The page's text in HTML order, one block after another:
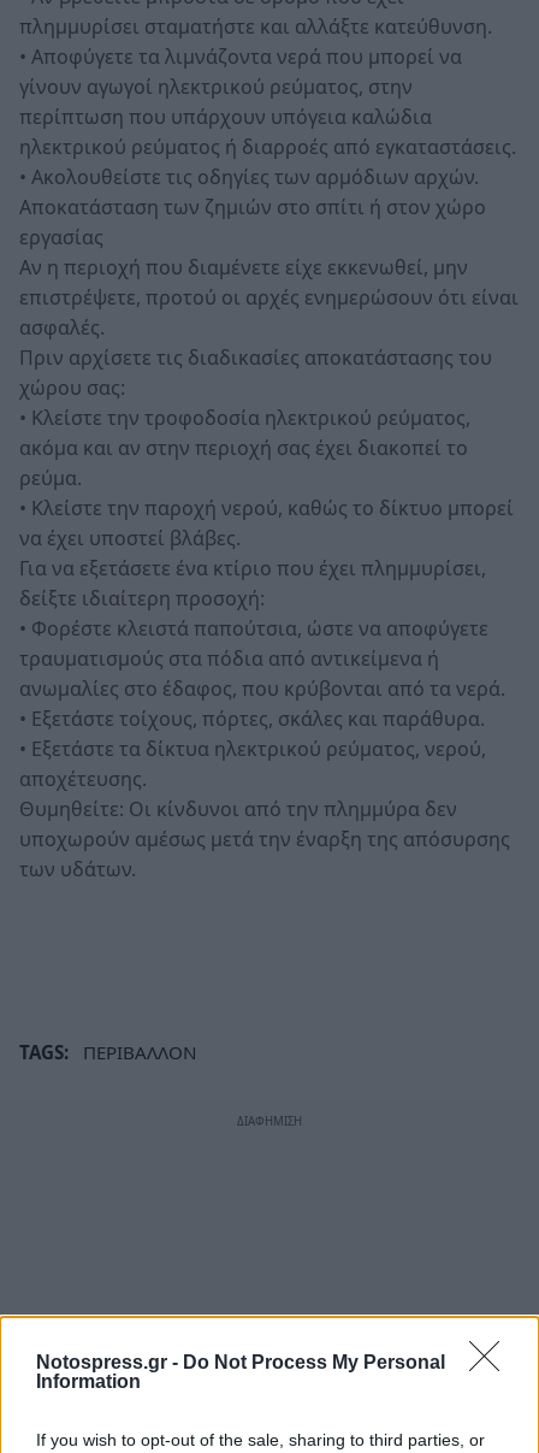
Notospress.gr - Do Not Process My Personal
Information
If you wish to opt-out of the sale, sharing to third parties, or
πλημμυρίσει σταματήστε και αλλάξτε κατεύθυνση.
• Αποφύγετε τα λιμνάζοντα νερά που μπορεί να
γίνουν αγωγοί ηλεκτρικού ρεύματος, στην
περίπτωση που υπάρχουν υπόγεια καλώδια
ηλεκτρικού ρεύματος ή διαρροές από εγκαταστάσεις.
• Ακολουθείστε τις οδηγίες των αρμόδιων αρχών.
Αποκατάσταση των ζημιών στο σπίτι ή στον χώρο
εργασίας
Αν η περιοχή που διαμένετε είχε εκκενωθεί, μην
επιστρέψετε, προτού οι αρχές ενημερώσουν ότι είναι
ασφαλές.
Πριν αρχίσετε τις διαδικασίες αποκατάστασης του
χώρου σας:
• Κλείστε την τροφοδοσία ηλεκτρικού ρεύματος,
ακόμα και αν στην περιοχή σας έχει διακοπεί το
ρεύμα.
• Κλείστε την παροχή νερού, καθώς το δίκτυο μπορεί
να έχει υποστεί βλάβες.
Για να εξετάσετε ένα κτίριο που έχει πλημμυρίσει,
δείξτε ιδιαίτερη προσοχή:
• Φορέστε κλειστά παπούτσια, ώστε να αποφύγετε
τραυματισμούς στα πόδια από αντικείμενα ή
ανωμαλίες στο έδαφος, που κρύβονται από τα νερά.
• Εξετάστε τοίχους, πόρτες, σκάλες και παράθυρα.
• Εξετάστε τα δίκτυα ηλεκτρικού ρεύματος, νερού,
αποχέτευσης.
Θυμηθείτε: Οι κίνδυνοι από την πλημμύρα δεν
υποχωρούν αμέσως μετά την έναρξη της απόσυρσης
των υδάτων.
TAGS: ΠΕΡΙΒΑΛΛΟΝ